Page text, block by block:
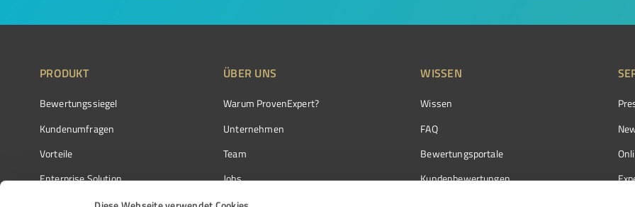
PRODUKT
Bewertungssiegel
Kundenumfragen
Vorteile
Enterprise Solution
Partnerprogramm
ÜBER UNS
Warum ProvenExpert?
Unternehmen
Team
Jobs
Kundenstimmen
WISSEN
Wissen
FAQ
Bewertungsportale
Kundenbewertungen